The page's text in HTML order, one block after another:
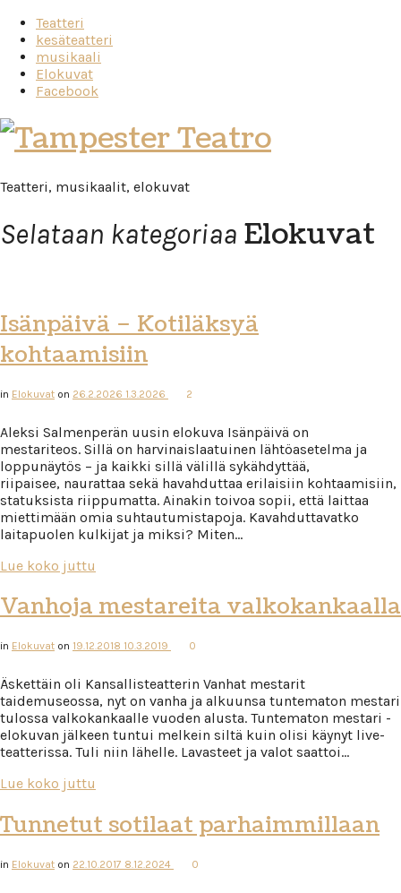
Teatteri
kesäteatteri
musikaali
Elokuvat
Facebook
Tampester
Teatro
Teatteri, musikaalit, elokuvat
Selataan kategoriaa Elokuvat
Isänpäivä – Kotiläksyä
kohtaamisiin
in Elokuvat on 26.2.2026 1.3.2026 2
Aleksi Salmenperän uusin elokuva Isänpäivä on
mestariteos. Sillä on harvinaislaatuinen lähtöasetelma ja
loppunäytös – ja kaikki sillä välillä sykähdyttää,
riipaisee, naurattaa sekä havahduttaa erilaisiin kohtaamisiin,
statuksista riippumatta. Ainakin toivoa sopii, että laittaa
miettimään omia suhtautumistapoja. Kavahduttavatko
laitapuolen kulkijat ja miksi? Miten…
Lue koko juttu
Vanhoja mestareita valkokankaalla
in Elokuvat on 19.12.2018 10.3.2019 0
Äskettäin oli Kansallisteatterin Vanhat mestarit
taidemuseossa, nyt on vanha ja alkuunsa tuntematon mestari
tulossa valkokankaalle vuoden alusta. Tuntematon mestari -
elokuvan jälkeen tuntui melkein siltä kuin olisi käynyt live-
teatterissa. Tuli niin lähelle. Lavasteet ja valot saattoi…
Lue koko juttu
Tunnetut sotilaat parhaimmillaan
in Elokuvat on 22.10.2017 8.12.2024 0